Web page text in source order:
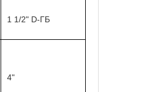
1 1/2" D-ГБ
4"